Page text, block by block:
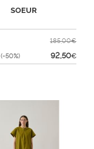
SOEUR
(-50%)
185,00€
92,50€